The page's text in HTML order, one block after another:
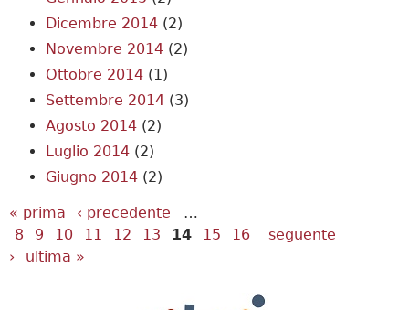
Dicembre 2014 (2)
Novembre 2014 (2)
Ottobre 2014 (1)
Settembre 2014 (3)
Agosto 2014 (2)
Luglio 2014 (2)
Giugno 2014 (2)
Pagine
« prima ‹ precedente
…
8
9 10 11 12 13 14 15 16
seguente
›
ultima »